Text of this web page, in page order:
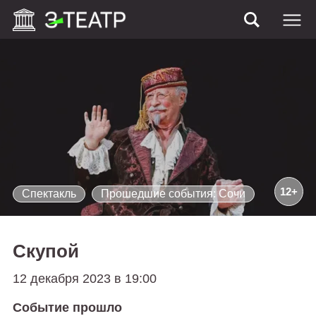
Спектакль Прошедшие события: Сочи
Скупой
12 декабря 2023 в 19:00
Событие прошло
12+